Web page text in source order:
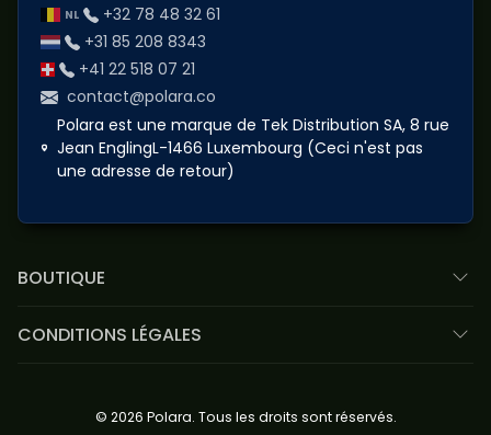
+32 78 48 32 61
+31 85 208 8343
+41 22 518 07 21
contact@polara.co
Polara est une marque de Tek Distribution SA, 8 rue
Jean EnglingL-1466 Luxembourg (Ceci n'est pas
une adresse de retour)
BOUTIQUE
CONDITIONS LÉGALES
© 2026 Polara. Tous les droits sont réservés.